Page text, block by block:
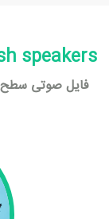
speakers
فایل صوتی سطح